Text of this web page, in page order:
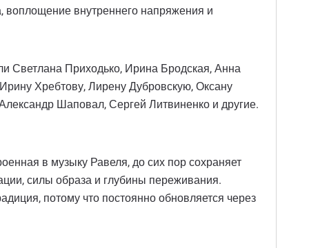
воплощение внутреннего напряжения и
Светлана Приходько, Ирина Бродская, Анна
Хребтову, Лирену Дубровскую, Оксану
Шаповал, Сергей Литвиненко и другие.
в музыку Равеля, до сих пор сохраняет
силы образа и глубины переживания.
потому что постоянно обновляется через